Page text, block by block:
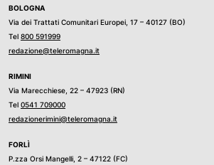
BOLOGNA
Via dei Trattati Comunitari Europei, 17 – 40127 (BO)
Tel 800 591999
redazione@teleromagna.it
RIMINI
Via Marecchiese, 22 – 47923 (RN)
Tel 0541 709000
redazionerimini@teleromagna.it
FORLÌ
P.zza Orsi Mangelli, 2 – 47122 (FC)